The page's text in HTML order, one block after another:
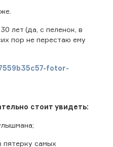
лет (да, с пеленок, в
пор не перестаю ему
стоит увидеть:
пятерку самых